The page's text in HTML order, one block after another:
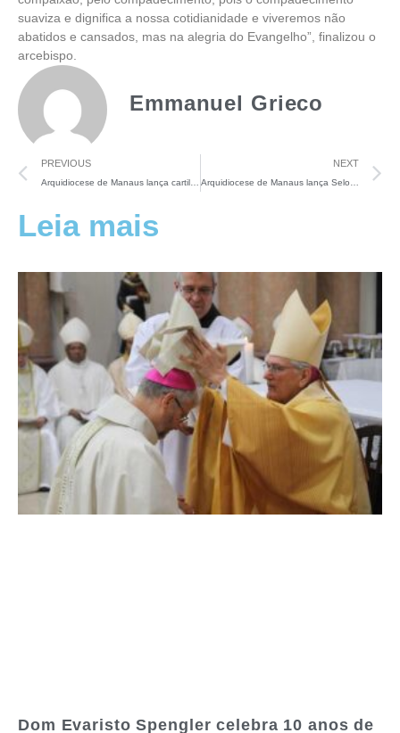
Leia mais
Dom Evaristo Spengler celebra 10 anos de
suaviza e dignifica a nossa cotidianidade e viveremos não
abatidos e cansados, mas na alegria do Evangelho”, finalizou o
arcebispo.
Emmanuel Grieco
PREVIOUS
Arquidiocese de Manaus lança cartilha de orientações políticas para eleições 2026
NEXT
Arquidiocese de Manaus lança Selo Ecológico para estimular práticas ecológicas